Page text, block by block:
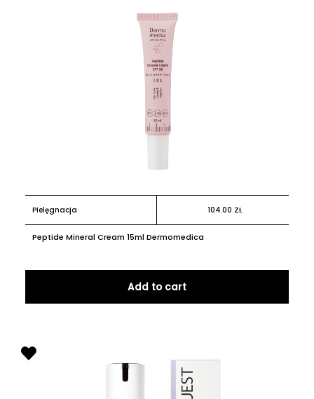
Pielęgnacja 104.00 ZŁ
Peptide Mineral Cream 15ml Dermomedica
Add to cart